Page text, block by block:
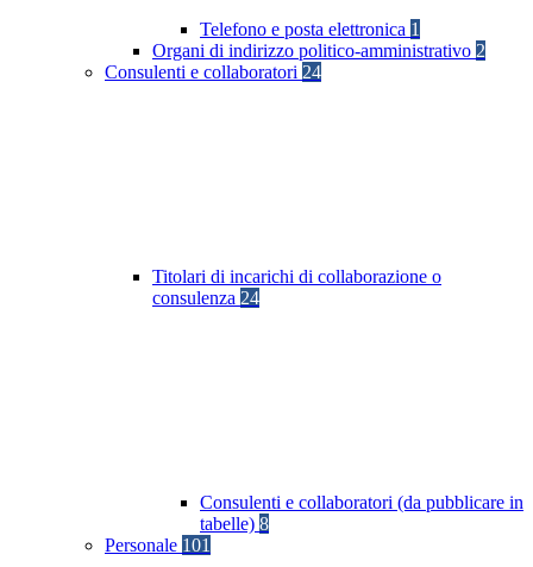
Telefono e posta elettronica 1
Organi di indirizzo politico-amministrativo 2
Consulenti e collaboratori 24
Titolari di incarichi di collaborazione o
consulenza 24
Consulenti e collaboratori (da pubblicare in
tabelle) 8
Personale 101